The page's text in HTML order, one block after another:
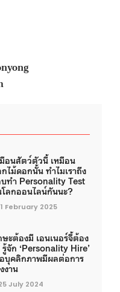
อนสัตว์ตัวนี้ เหมือน
ไม้ดอกนั้น ทำไมเราถึง
ทำ Personality Test
ลกออนไลน์กันนะ?
February 2025
ะต้องมี เอนเนอร์จี้ต้อง
รู้จัก ‘Personality Hire’
บุคลิกภาพมีผลต่อการ
งาน
July 2024